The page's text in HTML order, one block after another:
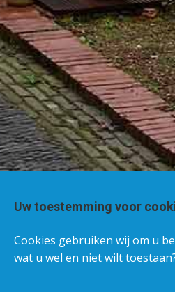
Uw toestemming voor
Cookies gebruiken wij om u
wat u wel en niet wilt